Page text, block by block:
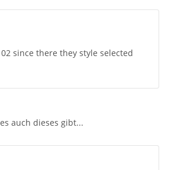
since there they style selected
auch dieses gibt...